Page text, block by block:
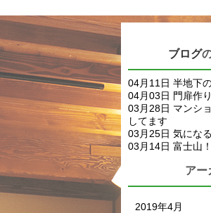
ブログ
04月11日 半地下
04月03日 門扉作
03月28日 マンシ
してます
03月25日 気にな
03月14日 富士山！
アー
2019年4月